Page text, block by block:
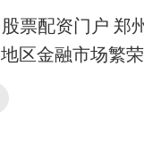
股票配资门户 郑
区金融市场繁